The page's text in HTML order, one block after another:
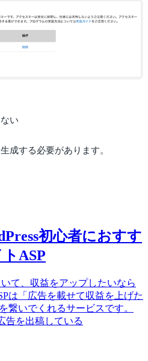
い
成する必要があります。
初心者におすす
ASP
て、収益をアップしたいなら
は「広告を載せて収益を上げた
繋いでくれるサービスです。
告を出稿している